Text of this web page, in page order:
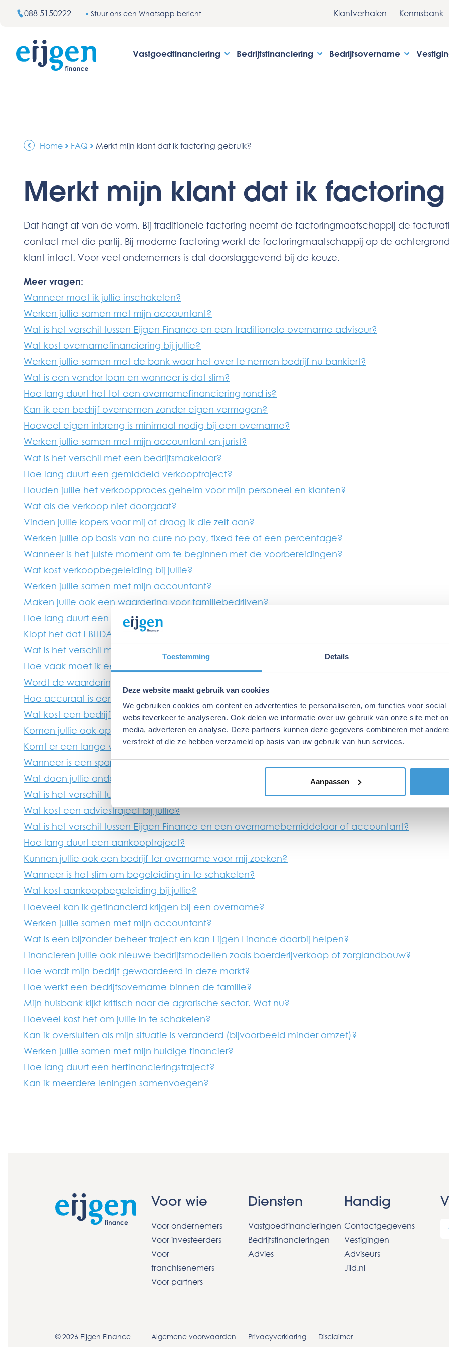
Toestemming Details
Deze website maakt gebruik van cookies
We gebruiken cookies om content en advertenties te personaliseren, om functies voor
websiteverkeer te analyseren. Ook delen we informatie over uw gebruik van onze site met
media, adverteren en analyse. Deze partners kunnen deze gegevens combineren met
verstrekt of die ze hebben verzameld op basis van uw gebruik van hun services.
Aanpassen
088 5150222 Stuur ons een Whatsapp bericht Klantverhalen Kennisbank
Vastgoedfinanciering Bedrijfsfinanciering Bedrijfsovername
Home FAQ Merkt mijn klant dat ik factoring gebruik?
Merkt mijn klant dat ik
Dat hangt af van de vorm. Bij traditionele factoring neemt de factoringmaatschappij de
contact met die partij. Bij moderne factoring werkt de factoringmaatschappij op de
klant intact. Voor veel ondernemers is dat doorslaggevend bij de keuze.
Meer vragen:
Wanneer moet ik jullie inschakelen?
Werken jullie samen met mijn accountant?
Wat is het verschil tussen Eijgen Finance en een traditionele overname adviseur?
Wat kost overnamefinanciering bij jullie?
Werken jullie samen met de bank waar het over te nemen bedrijf nu bankiert?
Wat is een vendor loan en wanneer is dat slim?
Hoe lang duurt het tot een overnamefinanciering rond is?
Kan ik een bedrijf overnemen zonder eigen vermogen?
Hoeveel eigen inbreng is minimaal nodig bij een overname?
Werken jullie samen met mijn accountant en jurist?
Wat is het verschil met een bedrijfsmakelaar?
Hoe lang duurt een gemiddeld verkooptraject?
Houden jullie het verkoopproces geheim voor mijn personeel en klanten?
Wat als de verkoop niet doorgaat?
Vinden jullie kopers voor mij of draag ik die zelf aan?
Werken jullie op basis van no cure no pay, fixed fee of een percentage?
Wanneer is het juiste moment om te beginnen met de voorbereidingen?
Wat kost verkoopbegeleiding bij jullie?
Werken jullie samen met mijn accountant?
Maken jullie ook een waardering voor familiebedrijven?
Hoe lang duurt een waardering?
Klopt het dat EBITDA x 5 de verkoopprijs is?
Wat is het verschil met een snelle online calculator?
Hoe vaak moet ik een waardering vernieuwen?
Wordt de waardering geaccepteerd door banken?
Hoe accuraat is een waardering?
Wat kost een bedrijfswaardering bij jullie?
Komen jullie ook op locatie?
Komt er een lange verplichting bij kijken?
Wanneer is een sparringpartner nuttig — ook als alles goed gaat?
Wat doen jullie anders dan mijn accountant?
Wat is het verschil tussen eenmalig advies en een structurele sparringpartner?
Wat kost een adviestraject bij jullie?
Wat is het verschil tussen Eijgen Finance en een overnamebemiddelaar of accountant?
Hoe lang duurt een aankooptraject?
Kunnen jullie ook een bedrijf ter overname voor mij zoeken?
Wanneer is het slim om begeleiding in te schakelen?
Wat kost aankoopbegeleiding bij jullie?
Hoeveel kan ik gefinancierd krijgen bij een overname?
Werken jullie samen met mijn accountant?
Wat is een bijzonder beheer traject en kan Eijgen Finance daarbij helpen?
Financieren jullie ook nieuwe bedrijfsmodellen zoals boerderijverkoop of zorglandbouw?
Hoe wordt mijn bedrijf gewaardeerd in deze markt?
Hoe werkt een bedrijfsovername binnen de familie?
Mijn huisbank kijkt kritisch naar de agrarische sector. Wat nu?
Hoeveel kost het om jullie in te schakelen?
Kan ik oversluiten als mijn situatie is veranderd (bijvoorbeeld minder omzet)?
Werken jullie samen met mijn huidige financier?
Hoe lang duurt een herfinancieringstraject?
Kan ik meerdere leningen samenvoegen?
Voor wie
Voor ondernemers
Voor investeerders
Voor
franchisenemers
Voor partners
Diensten
Vastgoedfinancieringen
Bedrijfsfinancieringen
Advies
Handig
Contactgegevens
Vestigingen
Adviseurs
Jild.nl
© 2026 Eijgen Finance Algemene voorwaarden Privacyverklaring Disclaimer